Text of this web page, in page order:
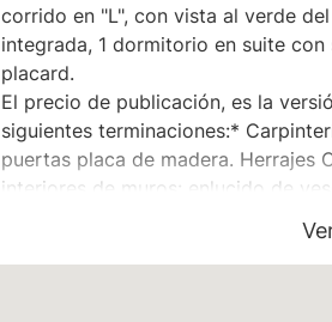
corrido en "L", con vista al verde
integrada, 1 dormitorio en suite
placard.
El precio de publicación, es la
siguientes terminaciones:*
puertas placa de madera. Herrajes
interiores de muros: enlucido de
comedor, dormitorios y pasillos de
gama, sistema click con base de
foil simil madera o pintados de
porcelanato rectificado de primera